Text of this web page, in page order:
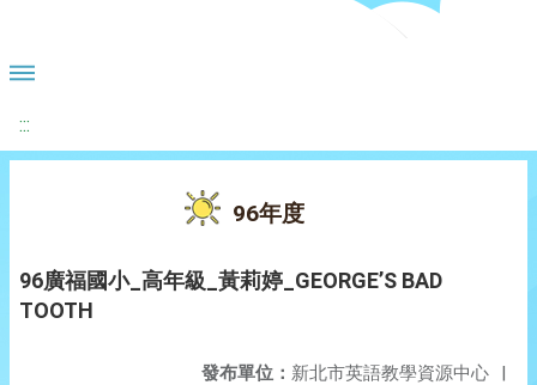
:::
96年度
96廣福國小_高年級_黃莉婷_GEORGE’S BAD
TOOTH
發布單位： 新北市英語教學資源中心 |